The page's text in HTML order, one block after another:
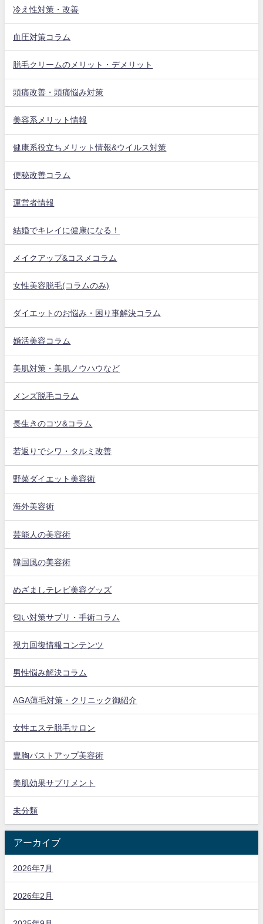
冷え性対策・改善
血圧対策コラム
脱毛クリームのメリット・デメリット
頭痛改善・頭痛悩み対策
美容系メリット情報
健康系役立ちメリット情報&ウイルス対策
便秘改善コラム
運営者情報
結婚でキレイに健康になる！
メイクアップ&コスメコラム
女性美容脱毛(コラムのみ)
ダイエットのお悩み・困り事解決コラム
婚活美容コラム
美肌対策・美肌ノウハウなど
メンズ脱毛コラム
長生きのコツ&コラム
若返りでシワ・タルミ改善
野菜ダイエット美容術
海外美容術
芸能人の美容術
韓国風の美容術
めざましテレビ美容グッズ
匂い対策サプリ・手術コラム
視力回復情報コンテンツ
男性悩み解決コラム
AGA薄毛対策・クリニック御紹介
女性エステ脱毛サロン
豊胸バストアップ美容術
美肌効果サプリメント
未分類
アーカイブ
2026年7月
2026年2月